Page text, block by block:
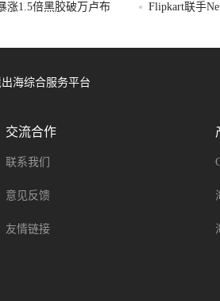
涨1.5倍黑胶破万卢布 Flipkart联手
海综合服务平台
交流合作
联系我们
意见反馈
友情链接